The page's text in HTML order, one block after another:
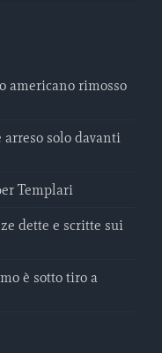
americano rimosso
arreso solo davanti
Templari
dette e scritte sui
è sotto tiro a